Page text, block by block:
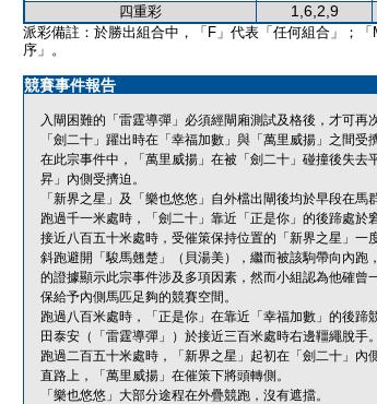
四重彩 1,6,2,9
派彩備註：於勝出組合中，「F」代表「任何組合」；
序」。
競賽事件報告
入閘困難的「雷霆導彈」必須經閘廂測試及格後，才可再
「劍二十」躍出時在「幸福加數」與「萬里威揚」之間
在此宗事件中，「萬里威揚」在被「劍二十」碰撞後失
昇」內側受擠迫。
「新界之星」及「樂也悠悠」自外檔出閘後均於早段在馬
跑過千一米處時，「劍二十」靠近「正是你」的後蹄處於
接近八百五十米處時，受催策保持位置的「新界之星」
斜跑避開「駿馬翹楚」（貝湯美），繼而被該駒帶向內
的證據顯示此宗事件涉及多項因素，然而小組認為他確
保給予內側馬匹足夠的競賽空間。
跑過八百米處時，「正是你」在靠近「幸福加數」的後蹄
田泰安（「雷霆導彈」）於接近三百米處時右邊韁繩脫手。
跑過二百五十米處時，「新界之星」起初在「劍二十」內
直路上，「萬里威揚」在催策下將頭轉側。
「樂也悠悠」大部分途程在外疊競跑，沒有遮擋。